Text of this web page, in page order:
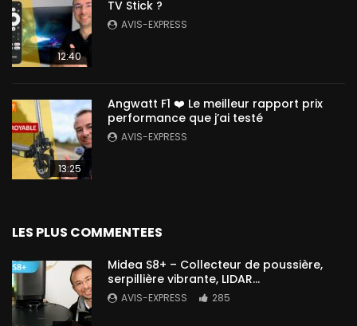
12:40
TV Stick ?
AVIS-EXPRESS
13:25
Angwatt F1 ❤️ Le meilleur rapport prix
performance que j’ai testé
AVIS-EXPRESS
LES PLUS COMMENTEES
Midea S8+ – Collecteur de poussière,
serpillière vibrante, LIDAR…
AVIS-EXPRESS 285